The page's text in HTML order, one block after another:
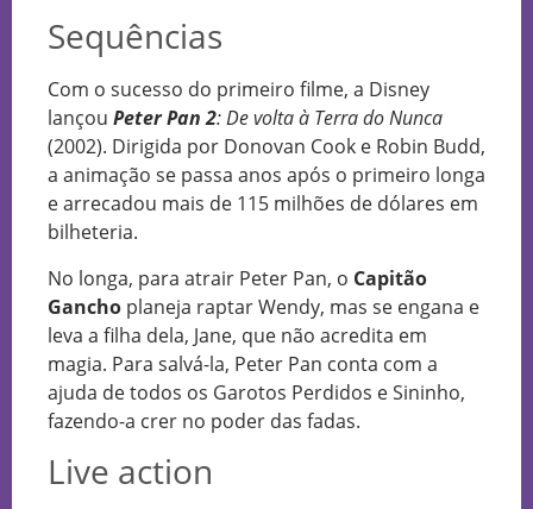
Sequências
Com o sucesso do primeiro filme, a Disney
lançou Peter Pan 2: De volta à Terra do Nunca
(2002). Dirigida por Donovan Cook e Robin Budd,
a animação se passa anos após o primeiro longa
e arrecadou mais de 115 milhões de dólares em
bilheteria.
No longa, para atrair Peter Pan, o Capitão
Gancho planeja raptar Wendy, mas se engana e
leva a filha dela, Jane, que não acredita em
magia. Para salvá-la, Peter Pan conta com a
ajuda de todos os Garotos Perdidos e Sininho,
fazendo-a crer no poder das fadas.
Live action